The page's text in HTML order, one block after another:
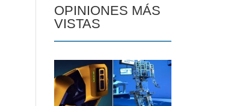
OPINIONES MÁS
VISTAS